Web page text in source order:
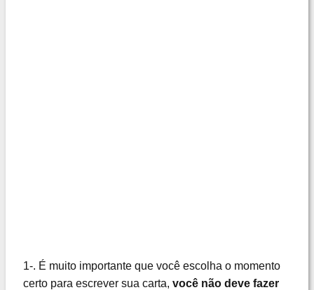
1-. É muito importante que você escolha o momento
certo para escrever sua carta, você não deve fazer